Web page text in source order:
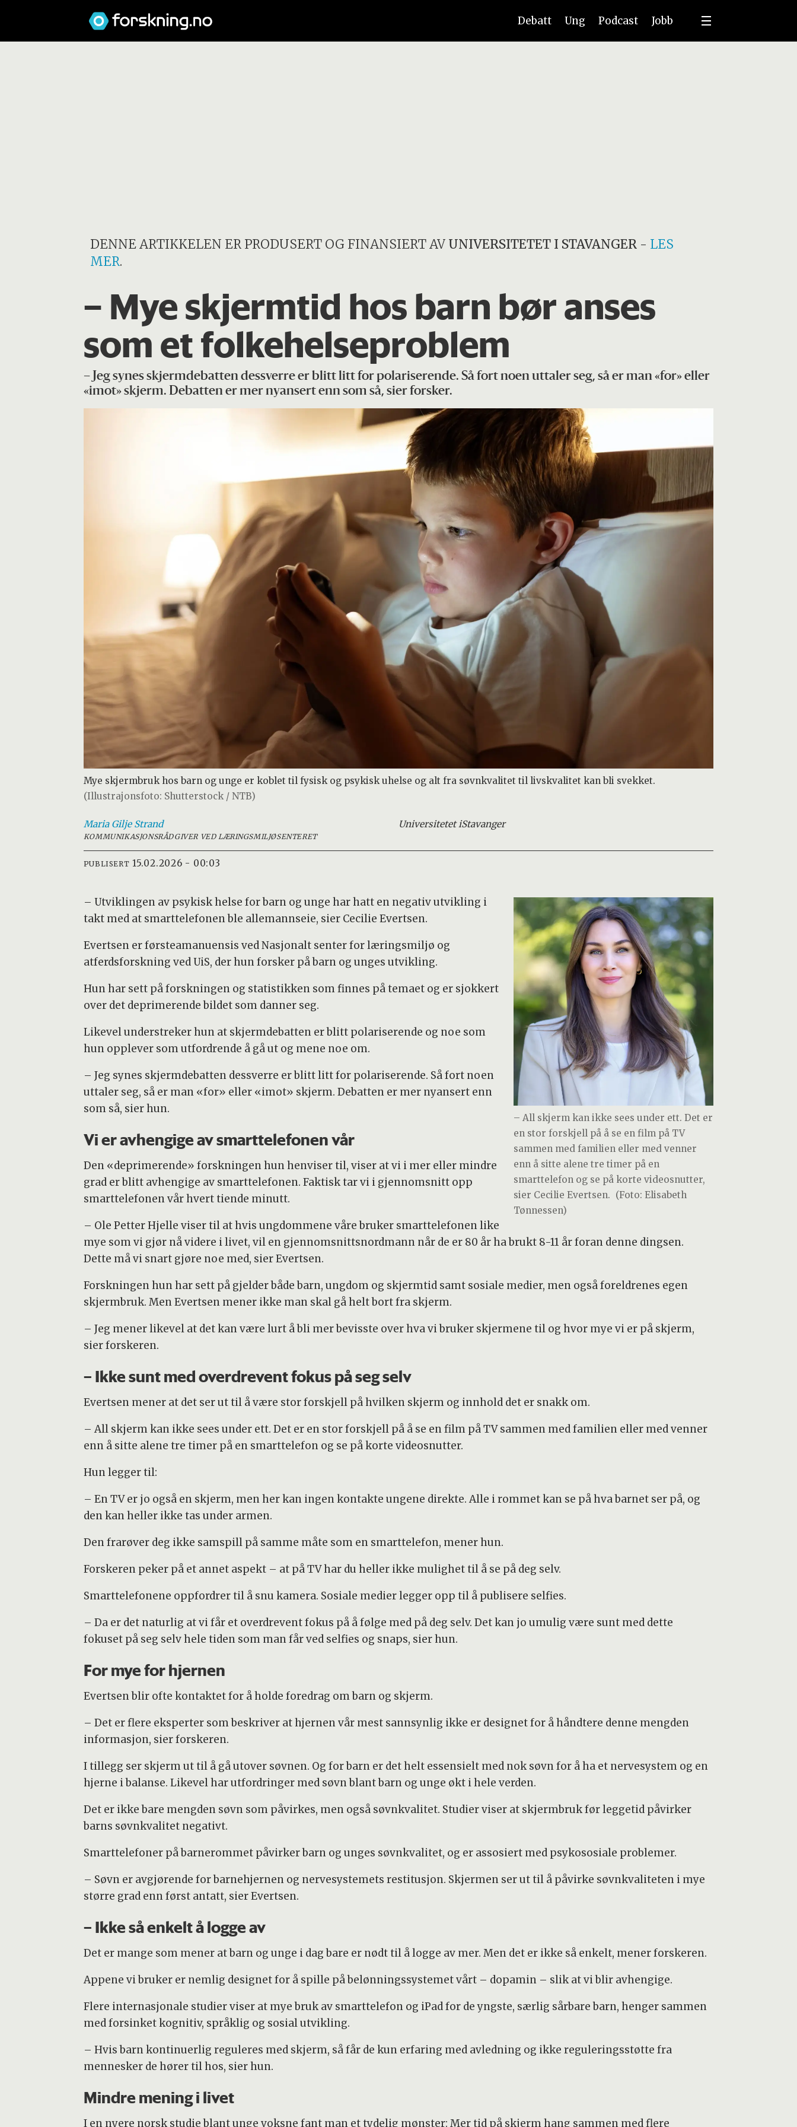
Debatt Ung Podcast Jobb
DENNE ARTIKKELEN ER PRODUSERT OG FINANSIERT AV UNIVERSITETET I STAVANGER- LES
MER.
– Mye skjermtid hos barn bør anses
som et folkehelseproblem
– Jeg synes skjermdebatten dessverre er blitt litt for polariserende. Så fort noen uttaler seg, så er man «for» eller
«imot» skjerm. Debatten er mer nyansert enn som så, sier forsker.
Mye skjermbruk hos barn og unge er koblet til fysisk og psykisk uhelse og alt fra søvnkvalitet til livskvalitet kan bli svekket.
(Illustrajonsfoto: Shutterstock / NTB)
Maria Gilje Strand
KOMMUNIKASJONSRÅDGIVER VED LÆRINGSMILJØSENTERET
Universitetet iStavanger
PUBLISERT 15.02.2026 - 00:03
– All skjerm kan ikke sees under ett. Det er
en stor forskjell på å se en film på TV
sammen med familien eller med venner
enn å sitte alene tre timer på en
smarttelefon og se på korte videosnutter,
sier Cecilie Evertsen. (Foto: Elisabeth
Tønnessen)
– Utviklingen av psykisk helse for barn og unge har hatt en negativ utvikling i
takt med at smarttelefonen ble allemannseie, sier Cecilie Evertsen.
Evertsen er førsteamanuensis ved Nasjonalt senter for læringsmiljø og
atferdsforskning ved UiS, der hun forsker på barn og unges utvikling.
Hun har sett på forskningen og statistikken som finnes på temaet og er sjokkert
over det deprimerende bildet som danner seg.
Likevel understreker hun at skjermdebatten er blitt polariserende og noe som
hun opplever som utfordrende å gå ut og mene noe om.
– Jeg synes skjermdebatten dessverre er blitt litt for polariserende. Så fort noen
uttaler seg, så er man «for» eller «imot» skjerm. Debatten er mer nyansert enn
som så, sier hun.
Vi er avhengige av smarttelefonen vår
Den «deprimerende» forskningen hun henviser til, viser at vi i mer eller mindre
grad er blitt avhengige av smarttelefonen. Faktisk tar vi i gjennomsnitt opp
smarttelefonen vår hvert tiende minutt.
– Ole Petter Hjelle viser til at hvis ungdommene våre bruker smarttelefonen like
mye som vi gjør nå videre i livet, vil en gjennomsnittsnordmann når de er 80 år ha brukt 8-11 år foran denne dingsen.
Dette må vi snart gjøre noe med, sier Evertsen.
Forskningen hun har sett på gjelder både barn, ungdom og skjermtid samt sosiale medier, men også foreldrenes egen
skjermbruk. Men Evertsen mener ikke man skal gå helt bort fra skjerm.
– Jeg mener likevel at det kan være lurt å bli mer bevisste over hva vi bruker skjermene til og hvor mye vi er på skjerm,
sier forskeren.
– Ikke sunt med overdrevent fokus på seg selv
Evertsen mener at det ser ut til å være stor forskjell på hvilken skjerm og innhold det er snakk om.
– All skjerm kan ikke sees under ett. Det er en stor forskjell på å se en film på TV sammen med familien eller med venner
enn å sitte alene tre timer på en smarttelefon og se på korte videosnutter.
Hun legger til:
– En TV er jo også en skjerm, men her kan ingen kontakte ungene direkte. Alle i rommet kan se på hva barnet ser på, og
den kan heller ikke tas under armen.
Den frarøver deg ikke samspill på samme måte som en smarttelefon, mener hun.
Forskeren peker på et annet aspekt – at på TV har du heller ikke mulighet til å se på deg selv.
Smarttelefonene oppfordrer til å snu kamera. Sosiale medier legger opp til å publisere selfies.
– Da er det naturlig at vi får et overdrevent fokus på å følge med på deg selv. Det kan jo umulig være sunt med dette
fokuset på seg selv hele tiden som man får ved selfies og snaps, sier hun.
For mye for hjernen
Evertsen blir ofte kontaktet for å holde foredrag om barn og skjerm.
– Det er flere eksperter som beskriver at hjernen vår mest sannsynlig ikke er designet for å håndtere denne mengden
informasjon, sier forskeren.
I tillegg ser skjerm ut til å gå utover søvnen. Og for barn er det helt essensielt med nok søvn for å ha et nervesystem og en
hjerne i balanse. Likevel har utfordringer med søvn blant barn og unge økt i hele verden.
Det er ikke bare mengden søvn som påvirkes, men også søvnkvalitet. Studier viser at skjermbruk før leggetid påvirker
barns søvnkvalitet negativt.
Smarttelefoner på barnerommet påvirker barn og unges søvnkvalitet, og er assosiert med psykososiale problemer.
– Søvn er avgjørende for barnehjernen og nervesystemets restitusjon. Skjermen ser ut til å påvirke søvnkvaliteten i mye
større grad enn først antatt, sier Evertsen.
– Ikke så enkelt å logge av
Det er mange som mener at barn og unge i dag bare er nødt til å logge av mer. Men det er ikke så enkelt, mener forskeren.
Appene vi bruker er nemlig designet for å spille på belønningssystemet vårt – dopamin – slik at vi blir avhengige.
Flere internasjonale studier viser at mye bruk av smarttelefon og iPad for de yngste, særlig sårbare barn, henger sammen
med forsinket kognitiv, språklig og sosial utvikling.
– Hvis barn kontinuerlig reguleres med skjerm, så får de kun erfaring med avledning og ikke reguleringsstøtte fra
mennesker de hører til hos, sier hun.
Mindre mening i livet
I en nyere norsk studie blant unge voksne fant man et tydelig mønster: Mer tid på skjerm hang sammen med flere